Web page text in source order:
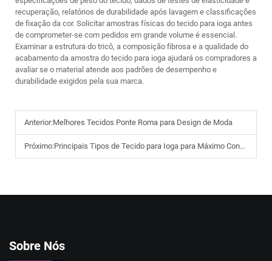
recuperação, relatórios de durabilidade após lavagem e classificações
de fixação da cor. Solicitar amostras físicas do tecido para ioga antes
de comprometer-se com pedidos em grande volume é essencial.
Examinar a estrutura do tricô, a composição fibrosa e a qualidade do
acabamento da amostra do tecido para ioga ajudará os compradores a
avaliar se o material atende aos padrões de desempenho e
durabilidade exigidos pela sua marca.
Anterior:Melhores Tecidos Ponte Roma para Design de Moda
Próximo:Principais Tipos de Tecido para Ioga para Máximo Conforto
Sobre Nós